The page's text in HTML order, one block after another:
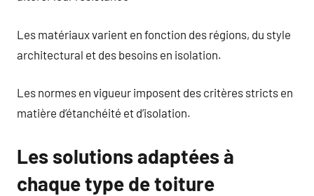
Les matériaux varient en fonction des régions, du style
architectural et des besoins en isolation.
Les normes en vigueur imposent des critères stricts en
matière d’étanchéité et d’isolation.
Les solutions adaptées à
chaque type de toiture